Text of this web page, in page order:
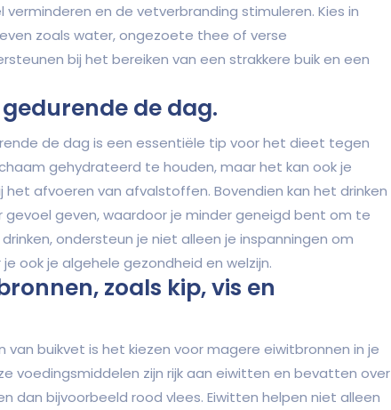
en de vetverbranding stimuleren. Kies in
zoals water, ongezoete thee of verse
bij het bereiken van een strakkere buik en een
de dag.
de dag is een essentiële tip voor het dieet tegen
gehydrateerd te houden, maar het kan ook je
afvoeren van afvalstoffen. Bovendien kan het drinken
geven, waardoor je minder geneigd bent om te
ondersteun je niet alleen je inspanningen om
ook je algehele gezondheid en welzijn.
zoals kip, vis en
buikvet is het kiezen voor magere eiwitbronnen in je
voedingsmiddelen zijn rijk aan eiwitten en bevatten over
dan bijvoorbeeld rood vlees. Eiwitten helpen niet alleen